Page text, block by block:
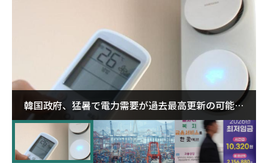
韓国政府、猛暑で電力需要が過去最高更新の可能性
に需給対応体制を点検